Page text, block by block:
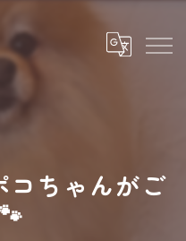
コちゃんがご